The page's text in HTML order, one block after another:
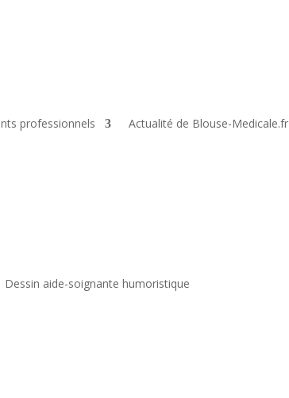
professionnels Actualité de Blouse-Medicale.fr
Dessin aide-soignante humoristique